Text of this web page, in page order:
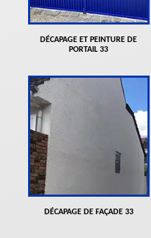
DÉCAPAGE ET PEINTURE DE
PORTAIL 33
DÉCAPAGE DE FAÇADE 33